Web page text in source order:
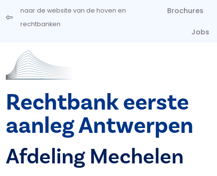
Overslaan en naar de inhoud gaan
naar de website van de hoven en
rechtbanken
Brochures
Jobs
Rechtbank eerste
aanleg Antwerpen
Afdeling Mechelen